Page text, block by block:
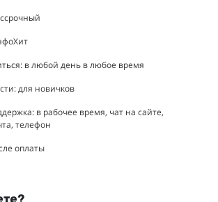
в любой день в любое время
для новичков
в рабочее время, чат на сайте,
телефон
оплаты